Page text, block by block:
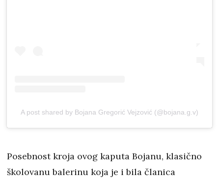
A post shared by Bojana Gregorić Vejzović (@bojana.g.v)
Posebnost kroja ovog kaputa Bojanu, klasično
školovanu balerinu koja je i bila članica